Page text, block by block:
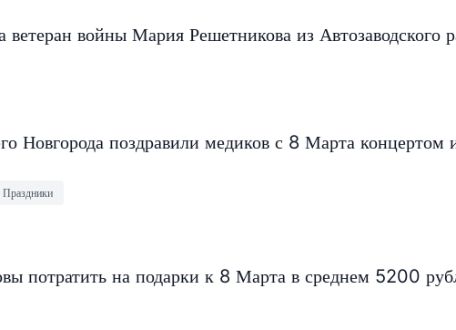
ветеран войны Мария Решетникова из Автозаводского
Новгорода поздравили медиков с 8 Марта концертом
Праздники
потратить на подарки к 8 Марта в среднем 5200